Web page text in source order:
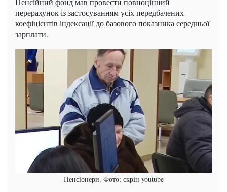
перерахунок із застосуванням усіх передбачених
коефіцієнтів індексації до базового показника середньої
зарплати.
Пенсіонери. Фото: скрін youtube